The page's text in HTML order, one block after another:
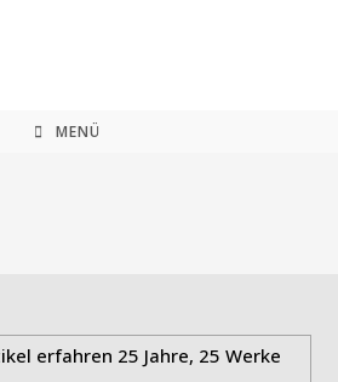
MENÜ